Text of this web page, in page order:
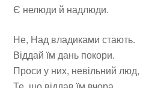
Є нелюди й надлюди.
Не, Над владиками стають.
Віддай їм дань покори.
Проси у них, невільний люд,